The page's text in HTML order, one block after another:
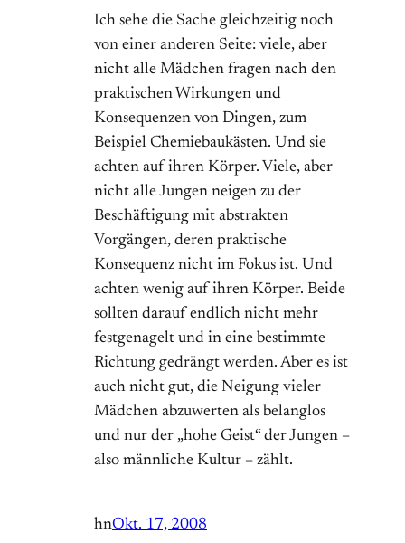
Ich sehe die Sache gleichzeitig noch
von einer anderen Seite: viele, aber
nicht alle Mädchen fragen nach den
praktischen Wirkungen und
Konsequenzen von Dingen, zum
Beispiel Chemiebaukästen. Und sie
achten auf ihren Körper. Viele, aber
nicht alle Jungen neigen zu der
Beschäftigung mit abstrakten
Vorgängen, deren praktische
Konsequenz nicht im Fokus ist. Und
achten wenig auf ihren Körper. Beide
sollten darauf endlich nicht mehr
festgenagelt und in eine bestimmte
Richtung gedrängt werden. Aber es ist
auch nicht gut, die Neigung vieler
Mädchen abzuwerten als belanglos
und nur der „hohe Geist“ der Jungen –
also männliche Kultur – zählt.
hnOkt. 17, 2008